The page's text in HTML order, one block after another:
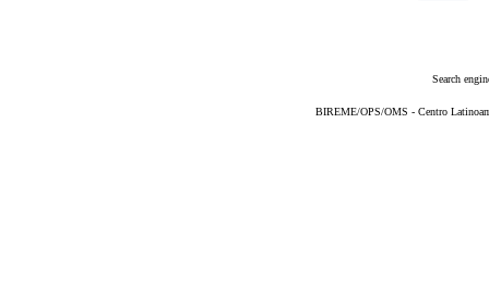
Search
BIREME/OPS/OMS - Centro